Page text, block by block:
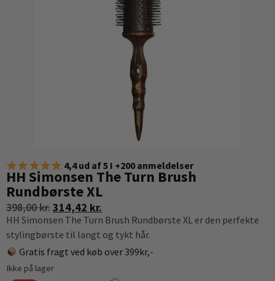
4,4 ud af 5 I +200 anmeldelser
HH Simonsen The Turn Brush
Rundbørste XL
398,00kr.314,42 kr.
HH Simonsen The Turn Brush Rundbørste XL er den perfekte
stylingbørste til langt og tykt hår.
Gratis fragt ved køb over 399kr,-
Ikke på lager